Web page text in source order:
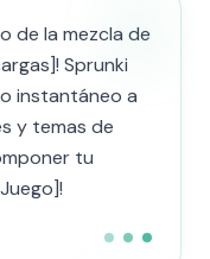
de la mezcla de
Sprunki
instantáneo a
y temas de
tu